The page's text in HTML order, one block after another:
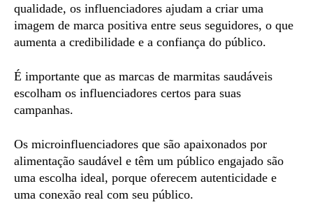
qualidade, os influenciadores ajudam a criar uma
imagem de marca positiva entre seus seguidores, o que
aumenta a credibilidade e a confiança do público.
É importante que as marcas de marmitas saudáveis ​​
escolham os influenciadores certos para suas
campanhas.
Os microinfluenciadores que são apaixonados por
alimentação saudável e têm um público engajado são
uma escolha ideal, porque oferecem autenticidade e
uma conexão real com seu público.